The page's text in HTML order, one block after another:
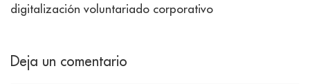
digitalización voluntariado corporativo
Deja un comentario